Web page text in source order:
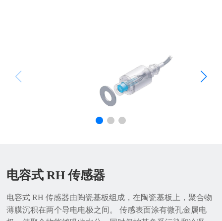
电容式 RH 传感器
电容式 RH 传感器由陶瓷基板组成，在陶瓷基板上，聚合物
薄膜沉积在两个导电电极之间。 传感表面涂有微孔金属电